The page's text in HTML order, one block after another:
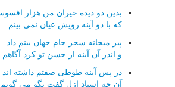
بدین دو دیده حیران من هزار
که با دو آینه رویش عیان نمی بینم
پیر میخانه سحر جام جهان بینم داد
و اندر آن آینه از حسن تو کرد آگاهم
در پس آینه طوطی صفتم داشته اند
آن چه استاد ازل گفت بگو می گویم